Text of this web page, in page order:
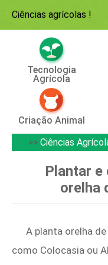
Ciências agrícolas !
Tecnologia
Agrícola
Criação Animal
>> Ciências
Plantar e
orelha
A planta orelha
como Colocasia ou